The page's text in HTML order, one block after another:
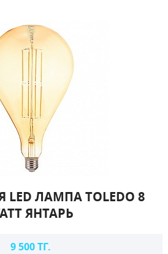
ЛАМПА TOLEDO 8
ЯНТАРЬ
9 500 ТГ.